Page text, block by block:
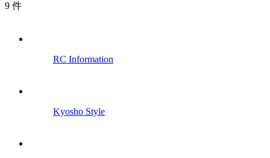
9 件
RC Information
Kyosho Style